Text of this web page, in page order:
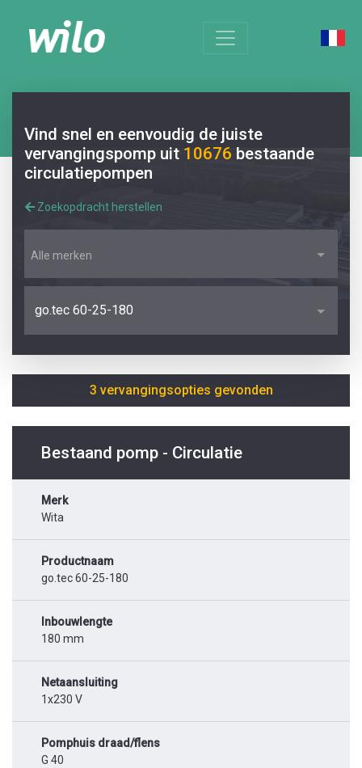
Vind snel en eenvoudig de juiste
vervangingspomp uit 10676 bestaande
circulatiepompen
Zoekopdracht herstellen
Alle merken
go.tec 60-25-180
3 vervangingsopties gevonden
Bestaand pomp - Circulatie
Merk
Wita
Productnaam
go.tec 60-25-180
Inbouwlengte
180 mm
Netaansluiting
1x230 V
Pomphuis draad/flens
G 40